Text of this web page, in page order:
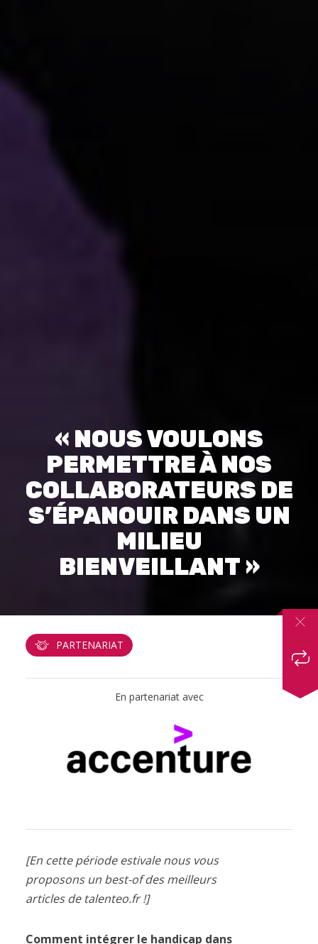
« NOUS VOULONS
PERMETTRE À NOS
COLLABORATEURS DE
S’ÉPANOUIR DANS UN
MILIEU
BIENVEILLANT »
PARTENARIAT
En partenariat avec
[En cette période estivale nous vous
proposons un best-of des meilleurs
articles de talenteo.fr !]
Comment intégrer le handicap dans